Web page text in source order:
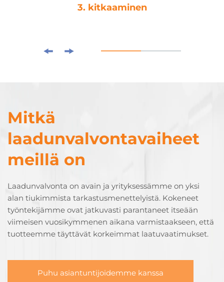
3. kitkaaminen
Mitkä
laadunvalvontavaiheet
meillä on
Laadunvalvonta on avain ja yrityksessämme on yksi
alan tiukimmista tarkastusmenettelyistä. Kokeneet
työntekijämme ovat jatkuvasti parantaneet itseään
viimeisen vuosikymmenen aikana varmistaakseen, että
tuotteemme täyttävät korkeimmat laatuvaatimukset.
Puhu asiantuntijoidemme kanssa